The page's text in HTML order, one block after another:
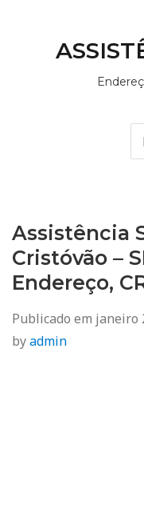
Assistência
Cristóvão –
Endereço,
Publicado em janeiro
byadmin